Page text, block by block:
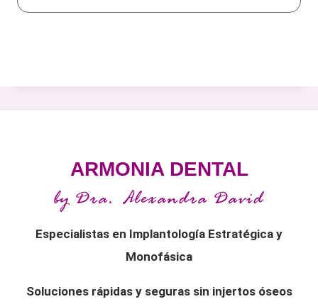
ARMONIA DENTAL
by Dra. Alexandra David
Especialistas en Implantología Estratégica y
Monofásica
Soluciones rápidas y seguras sin injertos óseos